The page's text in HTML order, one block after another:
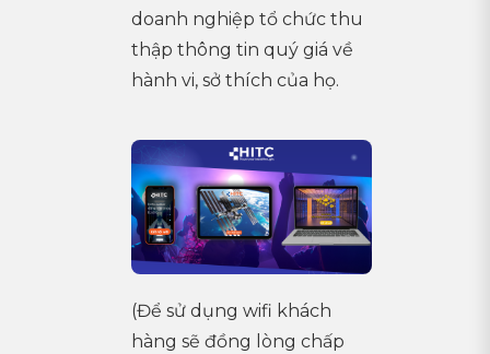
doanh nghiệp tổ chức thu
thập thông tin quý giá về
hành vi, sở thích của họ.
(Để sử dụng wifi khách
hàng sẽ đồng lòng chấp